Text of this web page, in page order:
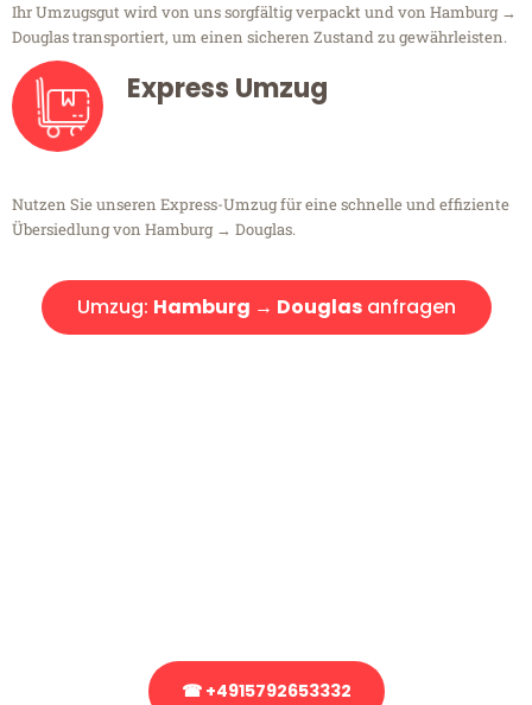
Ihr Umzugsgut wird von uns sorgfältig verpackt und von Hamburg →
Douglas transportiert, um einen sicheren Zustand zu gewährleisten.
Express Umzug
Nutzen Sie unseren Express-Umzug für eine schnelle und effiziente
Übersiedlung von Hamburg → Douglas.
Umzug: Hamburg → Douglasanfragen
☎ +4915792653332